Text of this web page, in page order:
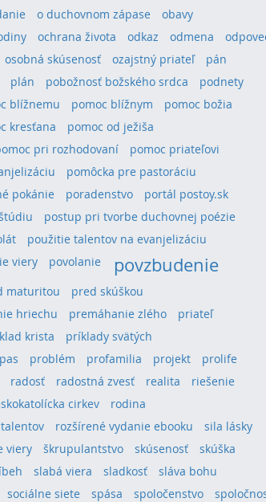
o duchovnom zápase
obavy
ochrana života odkaz odmena
osobná skúsenosť ozajstný priateľ
pán
plán pobožnosť božského srdca
podnety
blížnemu pomoc blížnym
pomoc božia
kresťana
pomoc od ježiša
pri rozhodovaní
pomoc priateľovi
pomôcka pre pastoráciu
pokánie poradenstvo
portál postoy.sk
postup pri tvorbe duchovnej poézie
použitie talentov na evanjelizáciu
viery povolanie povzbudenie
maturitou pred skúškou
hriechu premáhanie zlého
priateľ
krista
príklady svätých
problém profamilia projekt
prolife
radosť radostná zvesť realita
riešenie
cirkev
rodina
rozšírené vydanie ebooku
sila lásky
viery škrupulantstvo skúsenosť
skúška
slabá viera sladkosť
sláva bohu
sociálne siete spása spoločenstvo